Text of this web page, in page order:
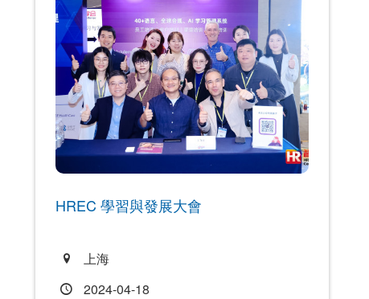
HREC 學習與發展大會
上海
2024-04-18